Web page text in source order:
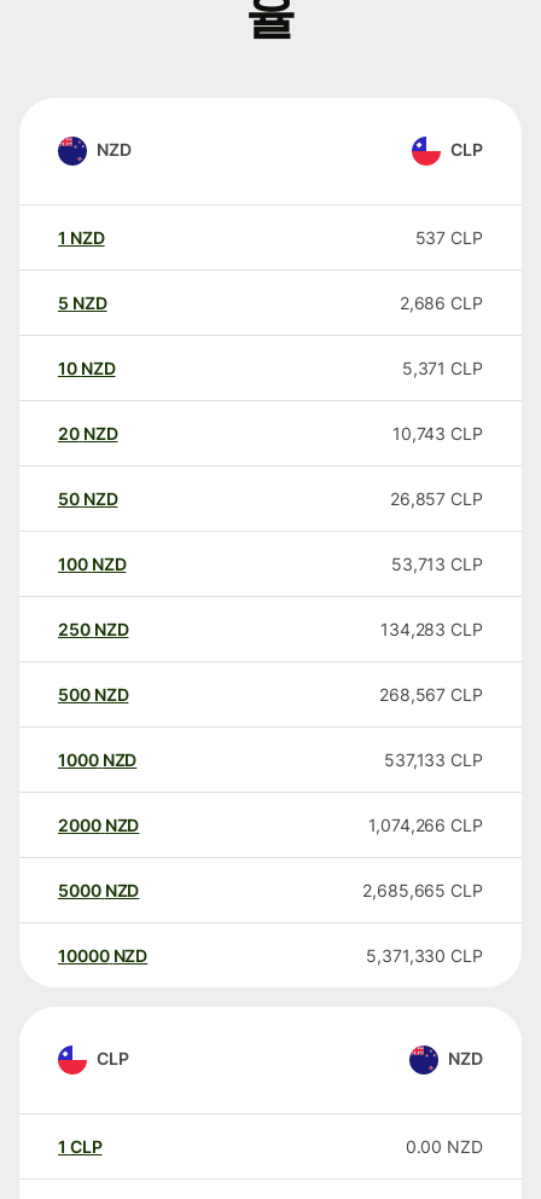
율
NZD CLP
1 NZD 537 CLP
5 NZD 2,686 CLP
10 NZD 5,371 CLP
20 NZD 10,743 CLP
50 NZD 26,857 CLP
100 NZD 53,713 CLP
250 NZD 134,283 CLP
500 NZD 268,567 CLP
1000 NZD 537,133 CLP
2000 NZD 1,074,266 CLP
5000 NZD 2,685,665 CLP
10000 NZD 5,371,330 CLP
CLP NZD
1 CLP 0.00 NZD